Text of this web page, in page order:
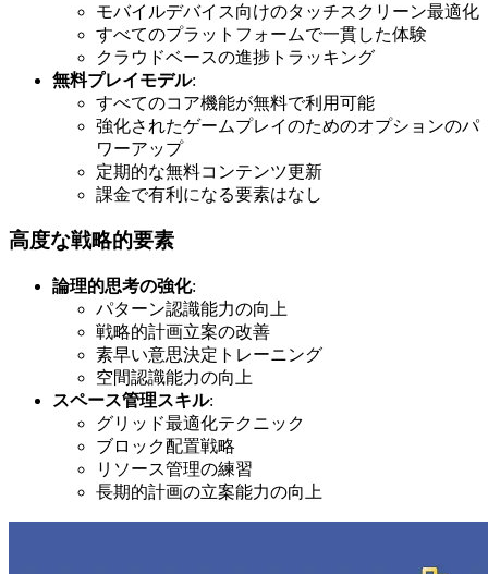
モバイルデバイス向けのタッチスクリーン最適化
すべてのプラットフォームで一貫した体験
クラウドベースの進捗トラッキング
無料プレイモデル:
すべてのコア機能が無料で利用可能
強化されたゲームプレイのためのオプションのパ
ワーアップ
定期的な無料コンテンツ更新
課金で有利になる要素はなし
高度な戦略的要素
論理的思考の強化:
パターン認識能力の向上
戦略的計画立案の改善
素早い意思決定トレーニング
空間認識能力の向上
スペース管理スキル:
グリッド最適化テクニック
ブロック配置戦略
リソース管理の練習
長期的計画の立案能力の向上